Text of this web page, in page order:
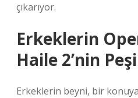
çıkarıyor.
Erkeklerin
Haile 2’nin
Erkeklerin beyni, bir konuya